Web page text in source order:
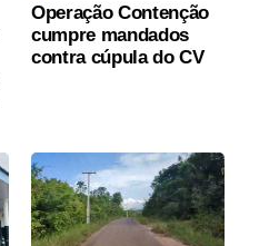
Operação Contenção
cumpre mandados
contra cúpula do CV